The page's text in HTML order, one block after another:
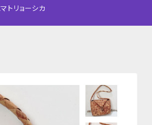
トリョーシカ